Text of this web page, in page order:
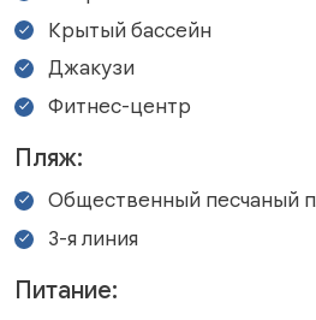
Крытый бассейн
Джакузи
Фитнес-центр
Пляж:
Общественный песчаный
3-я линия
Питание: